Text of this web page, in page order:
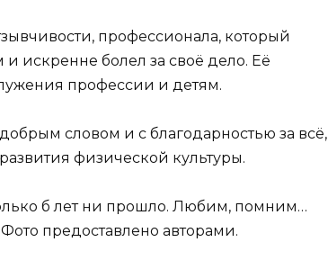
профессионала, который
и искренне болел за своё дело. Её
профессии и детям.
словом и с благодарностью за всё,
физической культуры.
б лет ни прошло. Любим, помним…
предоставлено авторами.